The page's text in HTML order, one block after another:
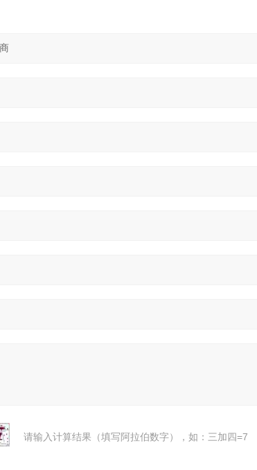
请输入计算结果（填写阿拉伯数字），如：三加四=7